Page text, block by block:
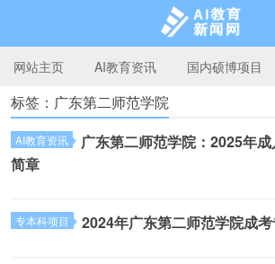
AI教育新闻网
网站主页 AI教育资讯 国内硕博项目
标签：广东第二师范学院
AI教育资讯
广东第二师范学院：2025年
简章
专本科项目 2024年广东第二师范学院成考